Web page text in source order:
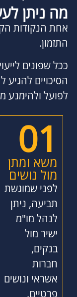
מה ניתן
אחת הנקודות
התזמון.
ככל שפונים
הסיכויים
לפועל ולהימנע
01
משא ומתן
מול נושים
לפני שמוגשת
תביעה, ניתן
לנהל מו"מ
ישיר מול
בנקים,
חברות
אשראי ונושים
פרטיים.